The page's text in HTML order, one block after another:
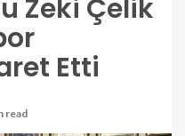
Zeki Çelik
Etti
read